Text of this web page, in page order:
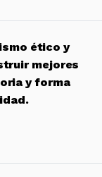
ético y
mejores
y forma